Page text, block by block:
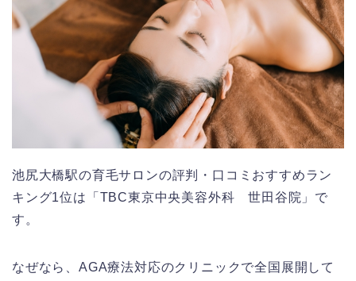
池尻大橋駅の育毛サロンの評判・口コミおすすめラン
キング1位は「TBC東京中央美容外科 世田谷院」で
す。
なぜなら、AGA療法対応のクリニックで全国展開して